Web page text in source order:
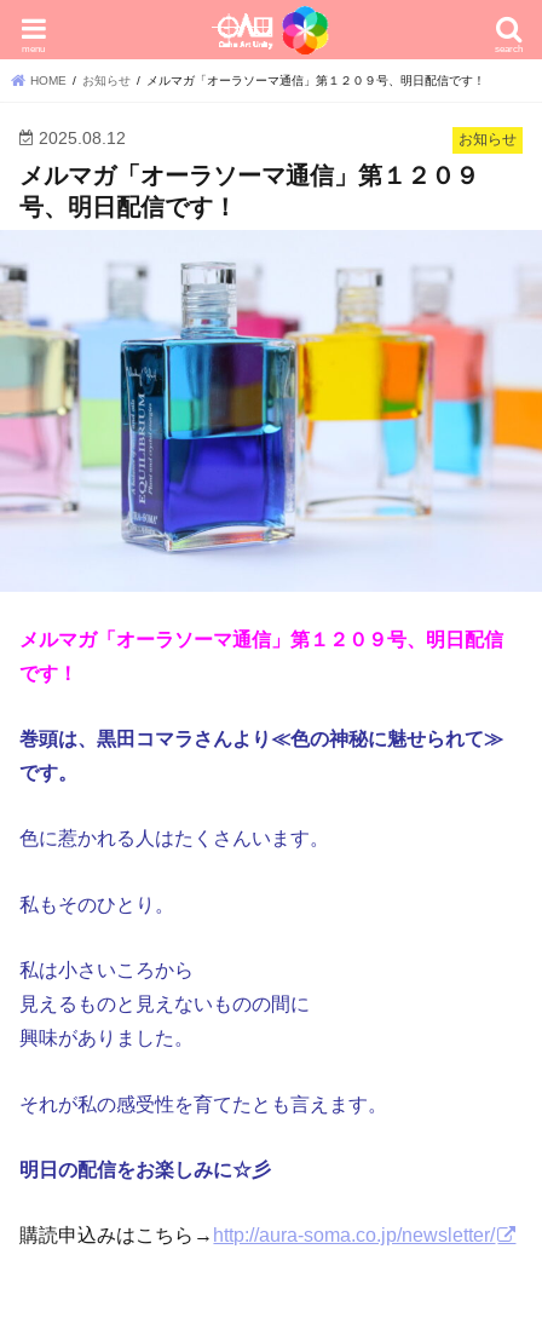
search
menu
HOME お知らせ メルマガ「オーラソーマ通信」第１２０９号、明日配信です！
お知らせ
2025.08.12
メルマガ「オーラソーマ通信」第１２０９
号、明日配信です！
メルマガ「オーラソーマ通信」第１２０９号、明日配信
です！
巻頭は、黒田コマラさんより≪色の神秘に魅せられて≫
です。
色に惹かれる人はたくさんいます。
私もそのひとり。
私は小さいころから
見えるものと見えないものの間に
興味がありました。
それが私の感受性を育てたとも言えます。
明日の配信をお楽しみに☆彡
購読申込みはこちら→ http://aura-soma.co.jp/newsletter/